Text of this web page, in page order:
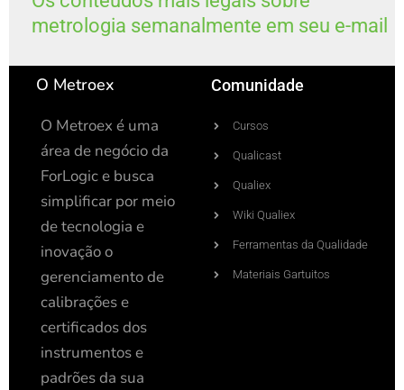
n
-
i
a
m
metrologia semanalmente em seu e-mail
O Metroex
O Metroex é uma
área de negócio da
ForLogic e busca
simplificar por meio
de tecnologia e
inovação o
gerenciamento de
calibrações e
certificados dos
instrumentos e
padrões da sua
Comunidade
Cursos
Qualicast
Qualiex
Wiki Qualiex
Ferramentas da Qualidade
Materiais Gartuitos